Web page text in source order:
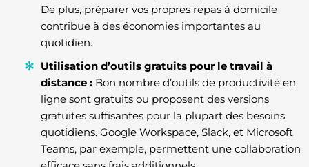
De plus, préparer vos propres repas à domicile
contribue à des économies importantes au
quotidien.
Utilisation d’outils gratuits pour le travail à
distance : Bon nombre d’outils de productivité en
ligne sont gratuits ou proposent des versions
gratuites suffisantes pour la plupart des besoins
quotidiens. Google Workspace, Slack, et Microsoft
Teams, par exemple, permettent une collaboration